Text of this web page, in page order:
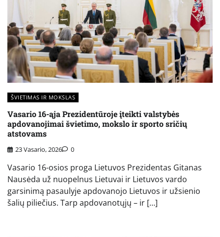
ŠVIETIMAS IR MOKSLAS
Vasario 16-ąja Prezidentūroje įteikti valstybės
apdovanojimai švietimo, mokslo ir sporto sričių
atstovams
23 Vasario, 2026 0
Vasario 16-osios proga Lietuvos Prezidentas Gitanas
Nausėda už nuopelnus Lietuvai ir Lietuvos vardo
garsinimą pasaulyje apdovanojo Lietuvos ir užsienio
šalių piliečius. Tarp apdovanotųjų – ir […]